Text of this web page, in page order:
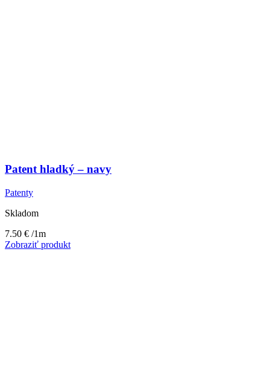
Patent hladký – navy
Patenty
Skladom
7.50 € /1m
Zobraziť produkt